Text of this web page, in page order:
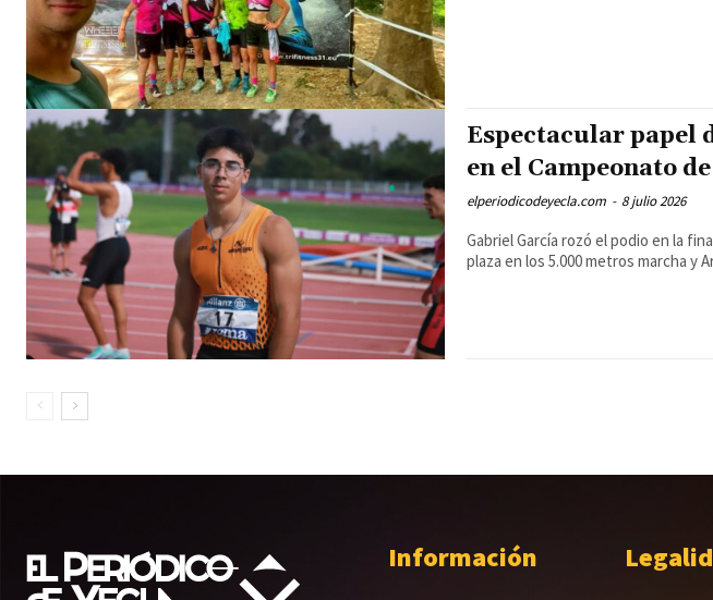
Espectacular papel
en el Campeonato
elperiodicodeyecla.com - 8 julio 2026
Gabriel García rozó el podio en la
plaza en los 5.000 metros marcha y
Información